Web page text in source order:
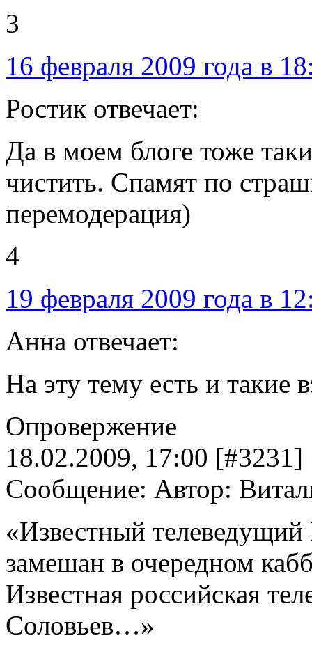
3
16 февраля 2009 года в
Ростик отвечает:
Да в моем блоге тоже
чистить. Спамят по
перемодерация)
4
19 февраля 2009 года в
Анна отвечает:
На эту тему есть и такие
Опровержение
18.02.2009, 17:00 [#3231]
Сообщение: Автор:
«Известный
замешан в очередном
Известная российская
Соловьев…»